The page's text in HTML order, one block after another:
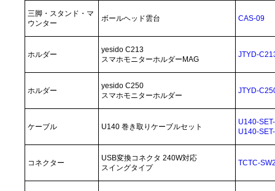
三脚・スタンド・マ
ウンター
ボールヘッド雲台 CAS-09
ホルダー
yesido C213
スマホモニターホルダーMAG
JTYD-
ホルダー
yesido C250
スマホモニターホルダー
JTYD-
ケーブル U140 巻き取りケーブルセット
U140-
U140-
コネクター
USB変換コネクタ 240W対応
スイングタイプ
TCTC-